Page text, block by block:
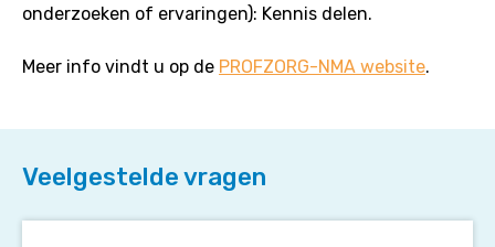
onderzoeken of ervaringen): Kennis delen.
Meer info vindt u op de PROFZORG-NMA website.
Veelgestelde vragen